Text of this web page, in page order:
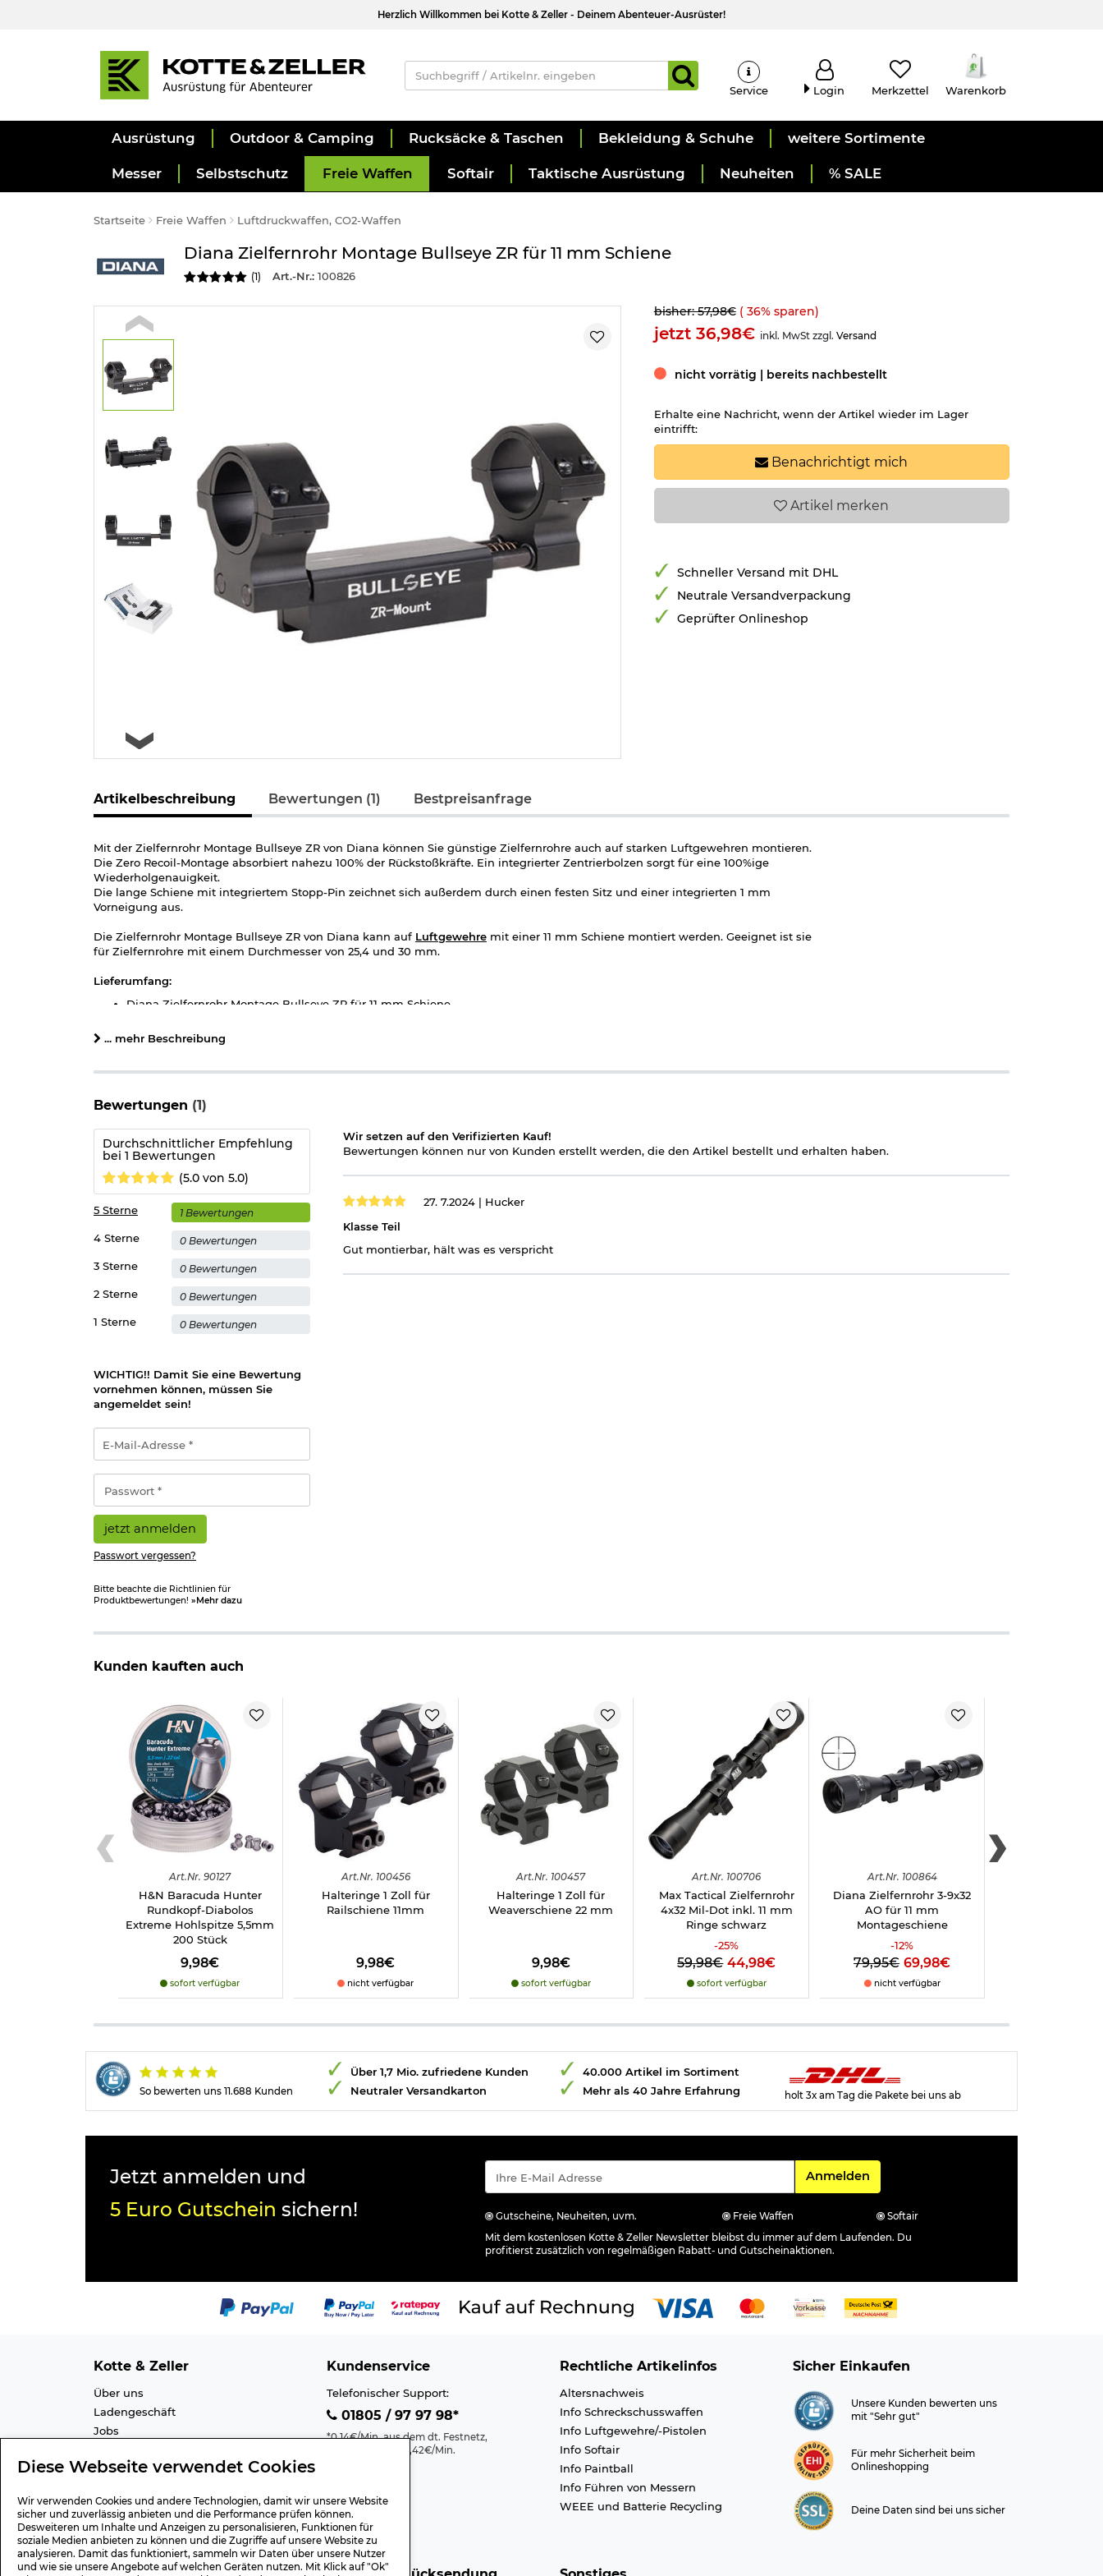
Diese Webseite verwendet Cookies
Wir verwenden Cookies und andere Technologien, damit wir unsere Website
sicher und zuverlässig anbieten und die Performance prüfen können.
Desweiteren um Inhalte und Anzeigen zu personalisieren, Funktionen für
soziale Medien anbieten zu können und die Zugriffe auf unsere Website zu
analysieren. Damit das funktioniert, sammeln wir Daten über unsere Nutzer
und wie sie unsere Angebote auf welchen Geräten nutzen. Mit Klick auf "Ok"
Herzlich Willkommen bei Kotte & Zeller - Deinem Abenteuer-Ausrüster!
Service Login Merkzettel Warenkorb
Ausrüstung Outdoor & Camping Rucksäcke & Taschen Bekleidung & Schuhe weitere Sortimente
Messer Selbstschutz Freie Waffen Softair Taktische Ausrüstung Neuheiten % SALE
Startseite Freie Waffen Luftdruckwaffen, CO2-Waffen
Diana Zielfernrohr Montage Bullseye ZR für 11 mm Schiene
(1 ) Art.-Nr.:100826
bisher: 57,98€ ( 36% sparen)
jetzt 36,98€ inkl. MwSt zzgl. Versand
nicht vorrätig | bereits nachbestellt
Erhalte eine Nachricht, wenn der Artikel wieder im Lager
eintrifft:
Benachrichtigt mich
Artikel merken
Schneller Versand mit DHL
Neutrale Versandverpackung
Geprüfter Onlineshop
Artikelbeschreibung Bewertungen (1) Bestpreisanfrage
Mit der Zielfernrohr Montage Bullseye ZR von Diana können Sie günstige Zielfernrohre auch auf starken Luftgewehren montieren.
Die Zero Recoil-Montage absorbiert nahezu 100% der Rückstoßkräfte. Ein integrierter Zentrierbolzen sorgt für eine 100%ige
Wiederholgenauigkeit.
Die lange Schiene mit integriertem Stopp-Pin zeichnet sich außerdem durch einen festen Sitz und einer integrierten 1 mm
Vorneigung aus.
Die Zielfernrohr Montage Bullseye ZR von Diana kann auf Luftgewehre mit einer 11 mm Schiene montiert werden. Geeignet ist sie
für Zielfernrohre mit einem Durchmesser von 25,4 und 30 mm.
Lieferumfang:
Diana Zielfernrohr Montage Bullseye ZR für 11 mm Schiene
Bedienungsanleitung
Details zu Diana Zielfernrohr Montage Bullseye:
passend für Zielfernrohre mit einem Durchmesser von 25,4 und 30 mm
annähernd 100&ige Eliminierung der Rückstoßkräfte
100%ige Wiederholgenauigkeit
integrierte 1mm Vorneigung
extrem fester Sitz
integriterte Stopp-Pin
geeignet für 11 mm Schiene
Länge: ca. 12 cm
Gewicht: ca. 210 g
Farbe: schwarz
Marke: Diana
Herstellerinformationen
Verantwortliche Person für die EU
... mehr Beschreibung
Bewertungen (1)
Durchschnittlicher Empfehlung
bei 1 Bewertungen
(5.0 von 5.0)
1 Sterne 0 Bewertungen
2 Sterne 0 Bewertungen
3 Sterne 0 Bewertungen
4 Sterne 0 Bewertungen
5 Sterne 1 Bewertungen
WICHTIG!! Damit Sie eine Bewertung
vornehmen können, müssen Sie
angemeldet sein!
Mail-
Adresse
*
jetzt anmelden
Passwort vergessen?
Bitte beachte die Richtlinien für
Produktbewertungen! »Mehr dazu
Wir setzen auf den Verifizierten Kauf!
Bewertungen können nur von Kunden erstellt werden, die den Artikel bestellt und erhalten haben.
27. 7.2024 | Hucker
Klasse Teil
Gut montierbar, hält was es verspricht
Kunden kauften auch
Art.Nr. 90127
H&N Baracuda Hunter
Rundkopf-Diabolos
Extreme Hohlspitze 5,5mm
200 Stück
9,98€
sofort verfügbar
Art.Nr. 100456
Halteringe 1 Zoll für
Railschiene 11mm
9,98€
nicht verfügbar
Art.Nr. 100457
Halteringe 1 Zoll für
Weaverschiene 22 mm
9,98€
sofort verfügbar
Art.Nr. 100706
Max Tactical Zielfernrohr
4x32 Mil-Dot inkl. 11 mm
Ringe schwarz
-25%
59,98€ 44,98€
sofort verfügbar
Art.Nr. 100864
Diana Zielfernrohr 3-9x32
AO für 11 mm
Montageschiene
-12%
79,95€ 69,98€
nicht verfügbar
So bewerten uns 11.688 Kunden
Über 1,7 Mio. zufriedene Kunden
Neutraler Versandkarton
40.000 Artikel im Sortiment
Mehr als 40 Jahre Erfahrung
holt 3x am Tag die Pakete bei uns ab
Jetzt anmelden und
5 Euro Gutschein sichern!
Für den Newsletter
Anmelden
Gutscheine, Neuheiten, uvm. Freie Waffen
Softair
Mit dem kostenlosen Kotte & Zeller Newsletter bleibst du immer auf dem Laufenden. Du
profitierst zusätzlich von regelmäßigen Rabatt- und Gutscheinaktionen.
Kotte & Zeller
Über uns
Ladengeschäft
Jobs
Datenschutz
Impressum
Kundenservice
Telefonischer Support:
01805 / 97 97 98*
*0,14€/Min. aus dem dt. Festnetz,
Mobilfunk max. 0,42€/Min.
Lexikon A-Z
Rechtliche Artikelinfos
Altersnachweis
Info Schreckschusswaffen
Info Luftgewehre/-Pistolen
Info Softair
Info Paintball
Info Führen von Messern
WEEE und Batterie Recycling
Sicher Einkaufen
Unsere Kunden bewerten uns
mit "Sehr gut"
Für mehr Sicherheit beim
Onlineshopping
Deine Daten sind bei uns sicher